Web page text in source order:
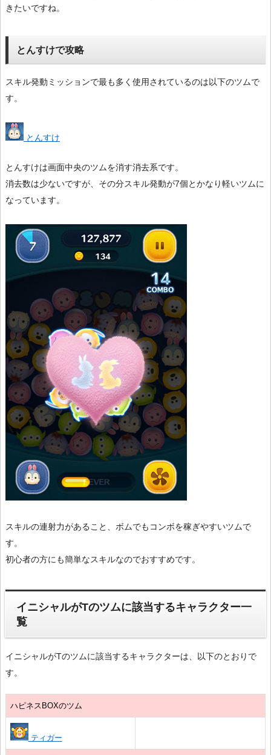
きたいですね。
とんすけで攻略
スキル発動ミッションで最も多く使用されているのは以下のツムで
す。
とんすけ
とんすけは画面中央のツムを消す消去系です。
消去数は少ないですが、その分スキル発動が7個とかなり軽いツムに
なっています。
スキルの連射力があること、ボムでもコンボを稼ぎやすいツムで
す。
初心者の方にも簡単なスキルなのでおすすめです。
イニシャルがTのツムに該当するキャラクター一
覧
イニシャルがTのツムに該当するキャラクターは、以下のとおりで
す。
ハピネスBOXのツム
ティガー